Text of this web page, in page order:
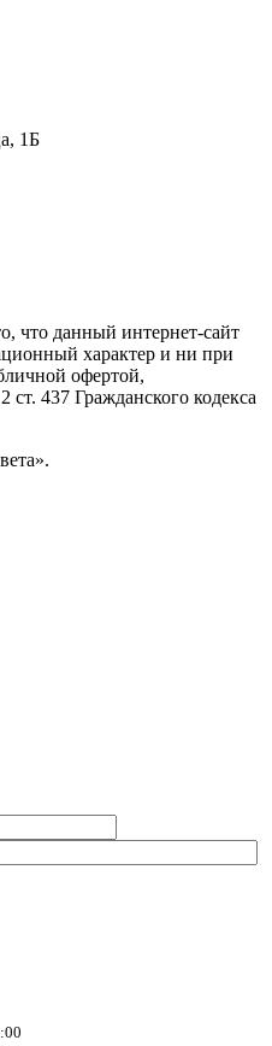
1Б
что данный интернет-сайт
характер и ни при
офертой,
437 Гражданского кодекса